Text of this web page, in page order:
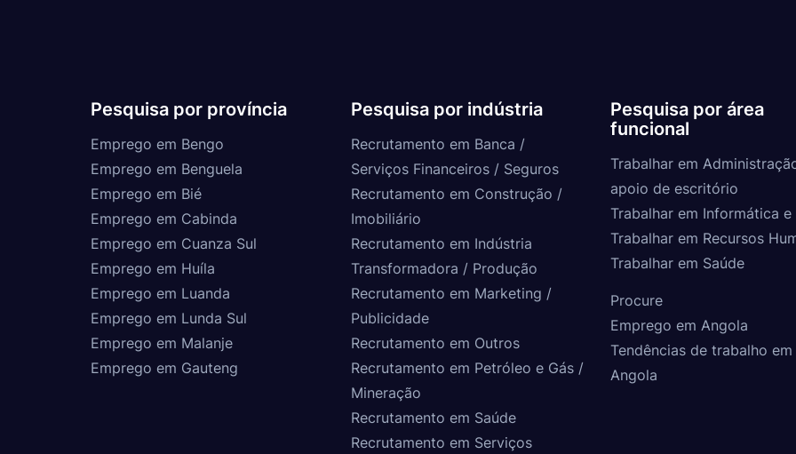
Pesquisa por província
Emprego em Bengo
Emprego em Benguela
Emprego em Bié
Emprego em Cabinda
Emprego em Cuanza Sul
Emprego em Huíla
Emprego em Luanda
Emprego em Lunda Sul
Emprego em Malanje
Emprego em Gauteng
Pesquisa por indústria
Recrutamento em Banca /
Serviços Financeiros / Seguros
Recrutamento em Construção /
Imobiliário
Recrutamento em Indústria
Transformadora / Produção
Recrutamento em Marketing /
Publicidade
Recrutamento em Outros
Recrutamento em Petróleo e Gás /
Mineração
Recrutamento em Saúde
Recrutamento em Serviços
Pesquisa por área
funcional
Trabalhar em
apoio de escritório
Trabalhar em Informática e
Trabalhar em Recursos
Trabalhar em Saúde
Procure
Emprego em Angola
Tendências de trabalho em
Angola